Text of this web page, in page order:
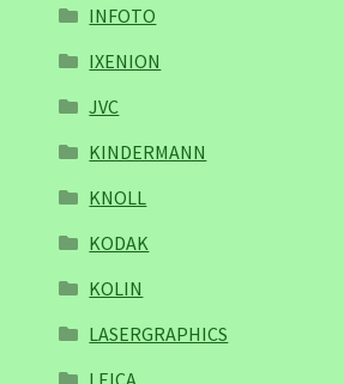
INFOTO
IXENION
JVC
KINDERMANN
KNOLL
KODAK
KOLIN
LASERGRAPHICS